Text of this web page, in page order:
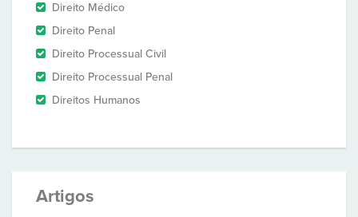
Direito Médico
Direito Penal
Direito Processual Civil
Direito Processual Penal
Direitos Humanos
Artigos